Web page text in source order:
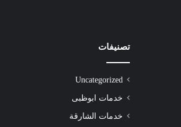
تصنيفات
Uncategorized
خدمات ابوظبى
خدمات الشارقة
الشارقة
|0508872055|